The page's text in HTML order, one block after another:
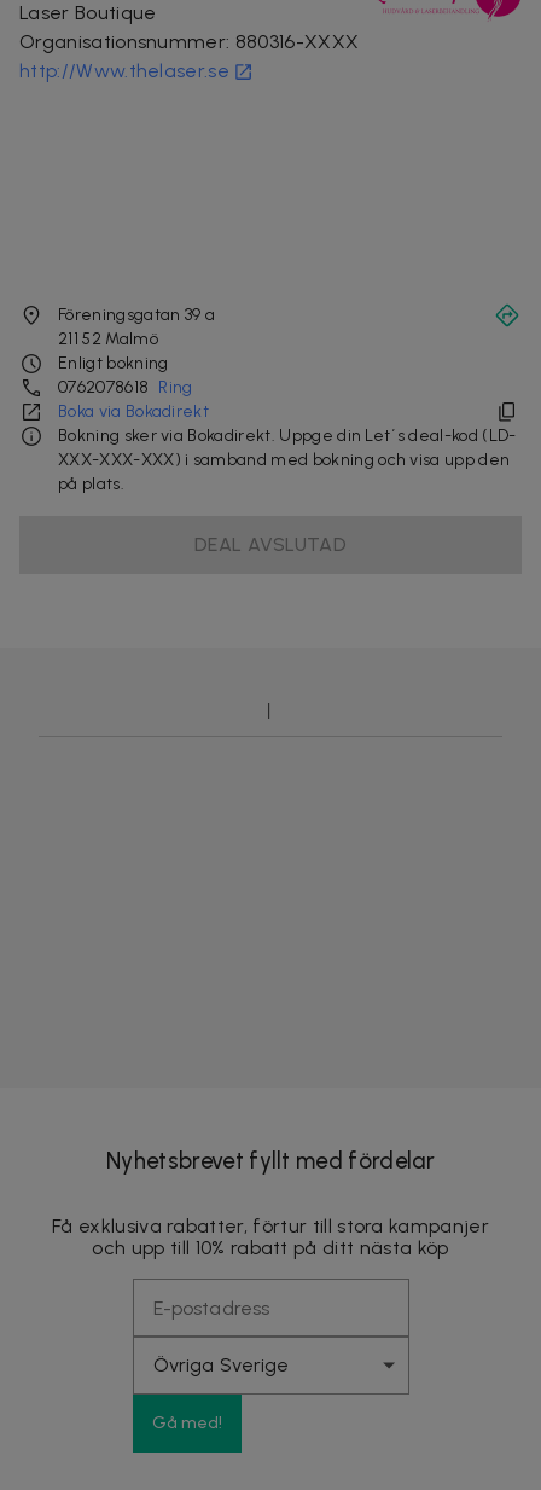
Laser Boutique
Organisationsnummer: 880316-XXXX
http://Www.thelaser.se
Föreningsgatan 39 a
211 52 Malmö
Enligt bokning
0762078618 Ring
Boka via Bokadirekt
Bokning sker via Bokadirekt. Uppge din Let´s deal-kod (LD-
XXX-XXX-XXX) i samband med bokning och visa upp den
på plats.
DEAL AVSLUTAD
Nyhetsbrevet fyllt med fördelar
Få exklusiva rabatter, förtur till stora kampanjer
och upp till 10% rabatt på ditt nästa köp
Gå med!